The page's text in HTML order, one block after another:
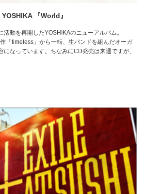
YOSHIKA 『World』
動を再開したYOSHIKAのニューアルバム。
「timeless」から一転、生バンドを組んだオーガ
になっています。ちなみにCD発売は来週ですが、